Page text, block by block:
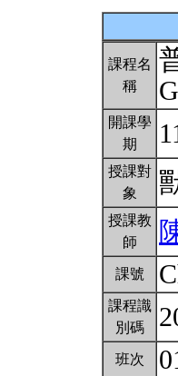
課程名
稱
開課學
期
授課對
象
授課教
師
課號
課程識
別碼
班次